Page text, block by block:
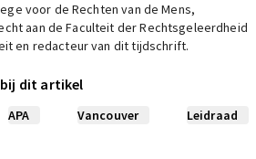
voor de Rechten van de Mens,
aan de Faculteit der Rechtsgeleerdheid
en redacteur van dit tijdschrift.
dit artikel
APA Vancouver Leidraad